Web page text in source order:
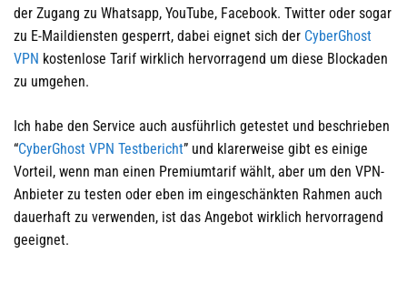
der Zugang zu Whatsapp, YouTube, Facebook. Twitter oder sogar
zu E-Maildiensten gesperrt, dabei eignet sich der CyberGhost
VPN kostenlose Tarif wirklich hervorragend um diese Blockaden
zu umgehen.
Ich habe den Service auch ausführlich getestet und beschrieben
“CyberGhost VPN Testbericht” und klarerweise gibt es einige
Vorteil, wenn man einen Premiumtarif wählt, aber um den VPN-
Anbieter zu testen oder eben im eingeschänkten Rahmen auch
dauerhaft zu verwenden, ist das Angebot wirklich hervorragend
geeignet.